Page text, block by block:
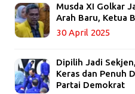
Musda XI Golkar
Arah Baru, Ketua
30 April 2025
Dipilih Jadi
Keras dan Penuh
Partai Demokrat